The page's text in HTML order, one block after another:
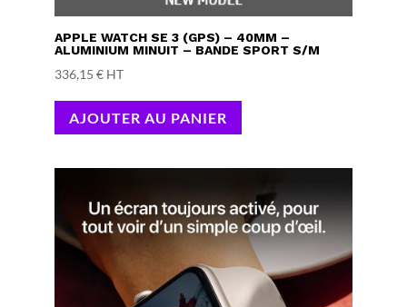
APPLE WATCH SE 3 (GPS) – 40MM –
ALUMINIUM MINUIT – BANDE SPORT S/M
336,15 € HT
AJOUTER AU PANIER